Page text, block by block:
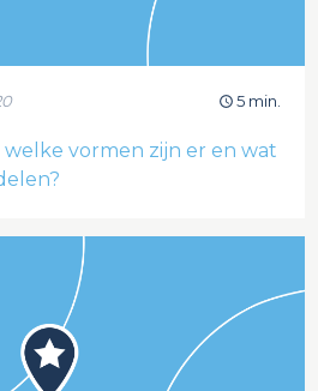
5 min.
vormen zijn er en wat